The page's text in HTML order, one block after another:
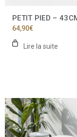
PETIT PIED –
64,90€
Lire la suite